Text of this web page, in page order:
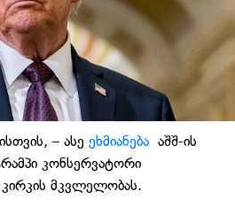
– ასე ეხმიანება აშშ-ის
კონსერვატორი
მკვლელობას.